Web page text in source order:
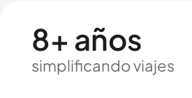
8+ años
simplificando viajes